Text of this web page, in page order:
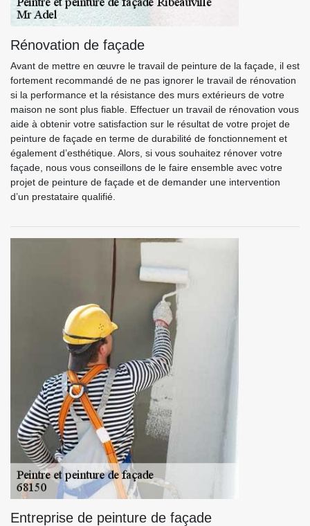
Rénovation de façade
Avant de mettre en œuvre le travail de peinture de la façade, il est
fortement recommandé de ne pas ignorer le travail de rénovation
si la performance et la résistance des murs extérieurs de votre
maison ne sont plus fiable. Effectuer un travail de rénovation vous
aide à obtenir votre satisfaction sur le résultat de votre projet de
peinture de façade en terme de durabilité de fonctionnement et
également d’esthétique. Alors, si vous souhaitez rénover votre
façade, nous vous conseillons de le faire ensemble avec votre
projet de peinture de façade et de demander une intervention
d’un prestataire qualifié.
Entreprise de peinture de façade